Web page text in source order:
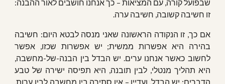
שבפועל קורה, עם המציאות – כך אנחנו חושבים לאור ההבנה:
זו חשיבה קשובה, חשיבה ערה.
אם כך, זו הנקודה הראשונה שאני מנסה לבטא היום: חשיבה
בהירה היא אפשרות ממשית; יש אפשרות שכזו, אפשר
לחשוב כאשר אנחנו ערים. יש הבדל בין הבנה-של-מחשבה,
היא תהליך מנטלי, לבין תובנה, היא תפיסה ישירה של טבע
הדברים; יש הבדל, ועדיין – אין סתירה בין מחשבה לבין ערות,